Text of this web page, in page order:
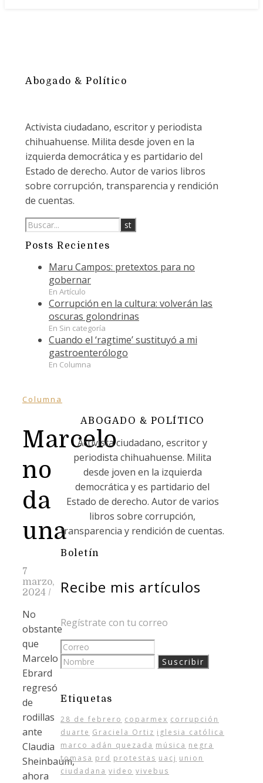
Abogado & Político
Activista ciudadano, escritor y periodista
chihuahuense. Milita desde joven en la
izquierda democrática y es partidario del
Estado de derecho. Autor de varios libros
sobre corrupción, transparencia y rendición
de cuentas.
Posts Recientes
Maru Campos: pretextos para no
gobernar
En Artículo
Corrupción en la cultura: volverán las
oscuras golondrinas
En Sin categoría
Cuando el ‘ragtime’ sustituyó a mi
gastroenterólogo
En Columna
Columna
Marcelo
no
da
una
7
marzo,
2024 /
No
obstante
que
Marcelo
Ebrard
regresó
de
rodillas
ante
Claudia
Sheinbaum,
ahora
ABOGADO & POLÍTICO
Activista ciudadano, escritor y
periodista chihuahuense. Milita
desde joven en la izquierda
democrática y es partidario del
Estado de derecho. Autor de varios
libros sobre corrupción,
transparencia y rendición de cuentas.
Boletín
Recibe mis artículos
Regístrate con tu correo
Etiquetas
28 de febrero coparmex corrupción
duarte Graciela Ortiz iglesia católica
marco adán quezada música negra
tomasa prd protestas uacj union
ciudadana video vivebus